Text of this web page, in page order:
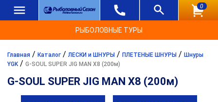
0
РЫБОЛОВНЫЕ ТУРЫ
Главная / Каталог / ЛЕСКИ и ШНУРЫ / ПЛЕТЕНЫЕ ШНУРЫ / Шнуры
YGK/ G-SOUL SUPER JIG MAN X8 (200м)
G-SOUL SUPER JIG MAN X8 (200м)